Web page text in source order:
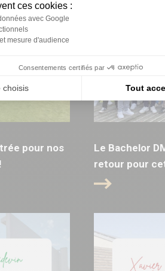
ces cookies :
avec Google
mesure d'audience
Consentements certifiés par
choisis Tout
pour nos
Le Bachelor
retour pour